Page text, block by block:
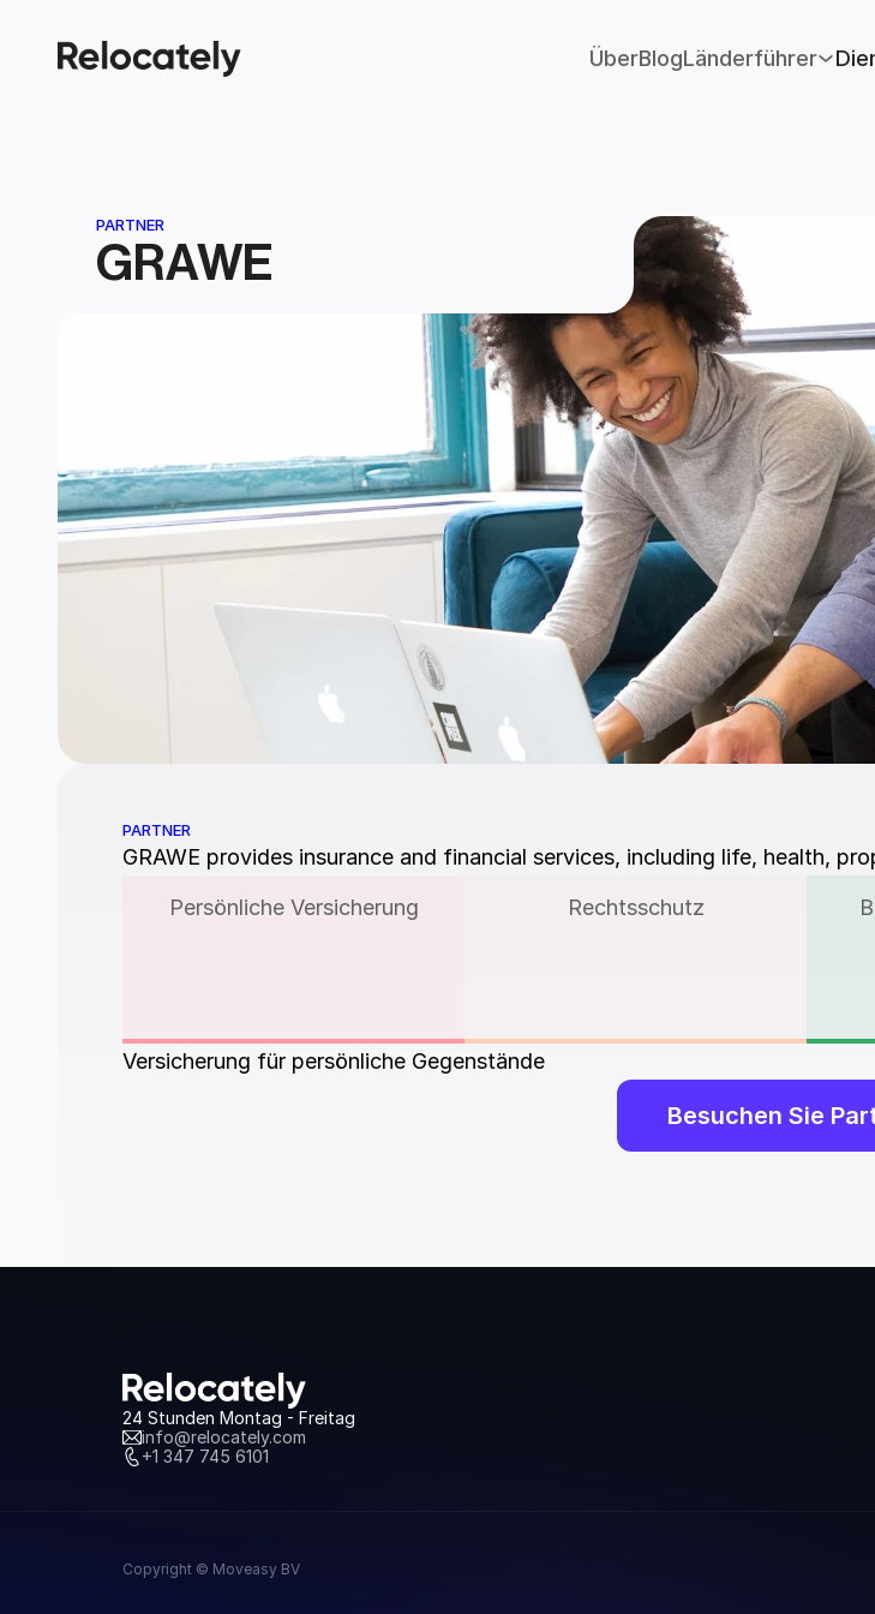
ÜberBlogLänderführer
PARTNER
GRAWE
PARTNER
GRAWE provides insurance and financial services, including life, health,
Persönliche Versicherung
Rechtsschutz
Versicherung für persönliche Gegenstände
Besuchen Sie
24 Stunden Montag - Freitag
info@relocately.com
+1 347 745 6101
Copyright © Moveasy BV